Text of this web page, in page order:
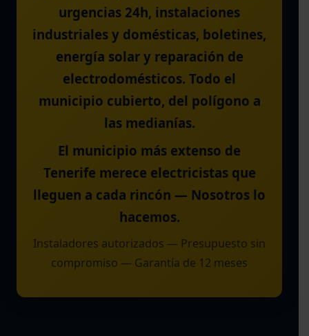
urgencias 24h, instalaciones
industriales y domésticas, boletines,
energía solar y reparación de
electrodomésticos. Todo el
municipio cubierto, del polígono a
las medianías.
El municipio más extenso de
Tenerife merece electricistas que
lleguen a cada rincón — Nosotros lo
hacemos.
Instaladores autorizados — Presupuesto sin
compromiso — Garantía de 12 meses